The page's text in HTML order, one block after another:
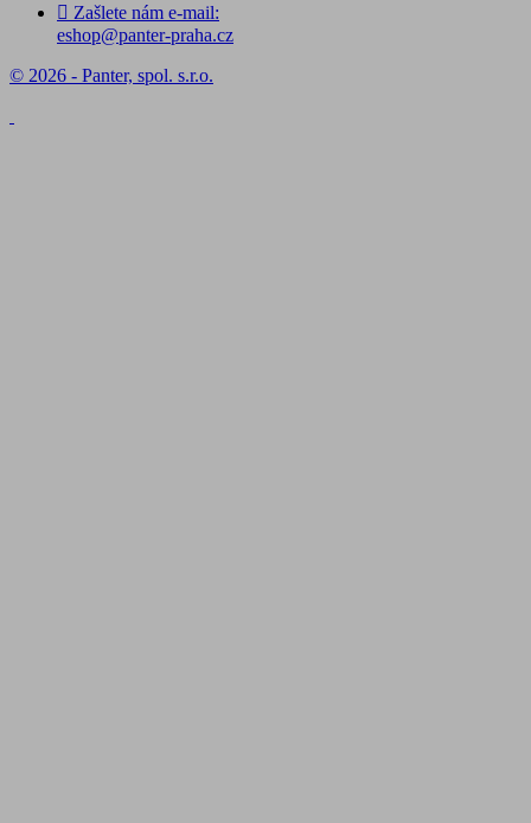
 Zašlete nám e-mail:
eshop@panter-praha.cz
© 2026 - Panter, spol. s.r.o.